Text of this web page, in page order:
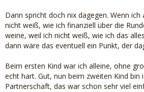
Dann spricht doch nix dagegen. Wenn
nicht weiß, wie ich finanziell über die
weine, weil ich nicht weiß, wie ich das
dann wäre das eventuell ein Punkt, der
Beim ersten Kind war ich alleine, ohne
echt hart. Gut, nun beim zweiten Kind bin
Partnerschaft, das war schon sehr viel